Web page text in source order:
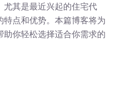
尤其是最近兴起的住宅代
点和优势。本篇博客将为
你轻松选择适合你需求的